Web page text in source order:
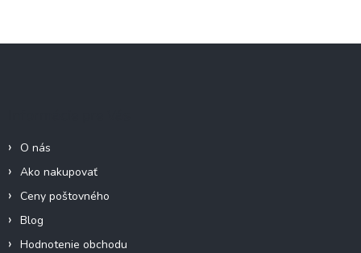
O nás
Ako nakupovať
Ceny poštovného
Blog
Hodnotenie obchodu